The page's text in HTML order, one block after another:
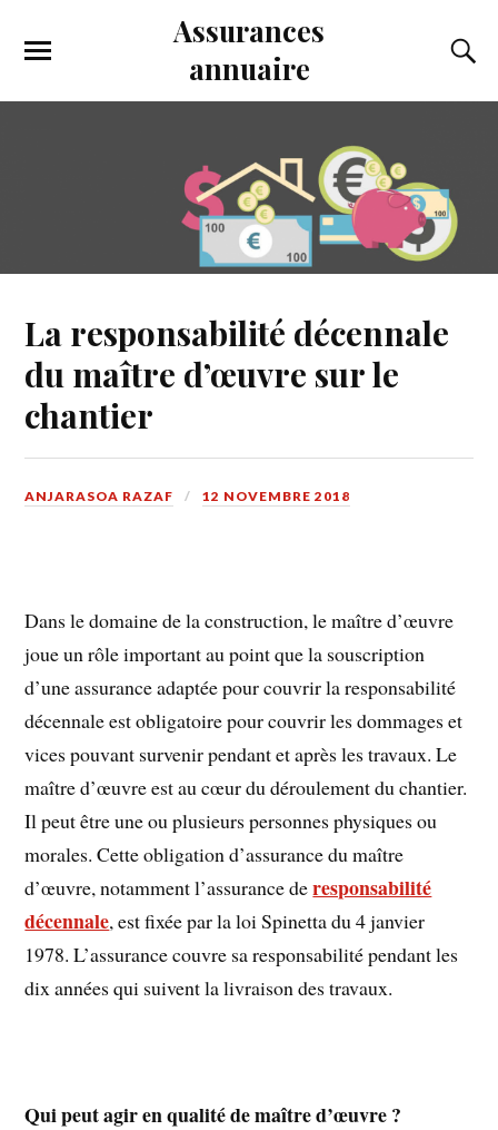
Assurances
annuaire
La responsabilité décennale
du maître d’œuvre sur le
chantier
ANJARASOA RAZAF 12 NOVEMBRE 2018
Dans le domaine de la construction, le maître d’œuvre
joue un rôle important au point que la souscription
d’une assurance adaptée pour couvrir la responsabilité
décennale est obligatoire pour couvrir les dommages et
vices pouvant survenir pendant et après les travaux. Le
maître d’œuvre est au cœur du déroulement du chantier.
Il peut être une ou plusieurs personnes physiques ou
morales. Cette obligation d’assurance du maître
d’œuvre, notamment l’assurance deresponsabilité
décennale, est fixée par la loi Spinetta du 4 janvier
1978. L’assurance couvre sa responsabilité pendant les
dix années qui suivent la livraison des travaux.
Qui peut agir en qualité de maître d’œuvre ?